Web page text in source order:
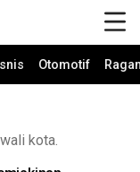
Otomotif
kota.